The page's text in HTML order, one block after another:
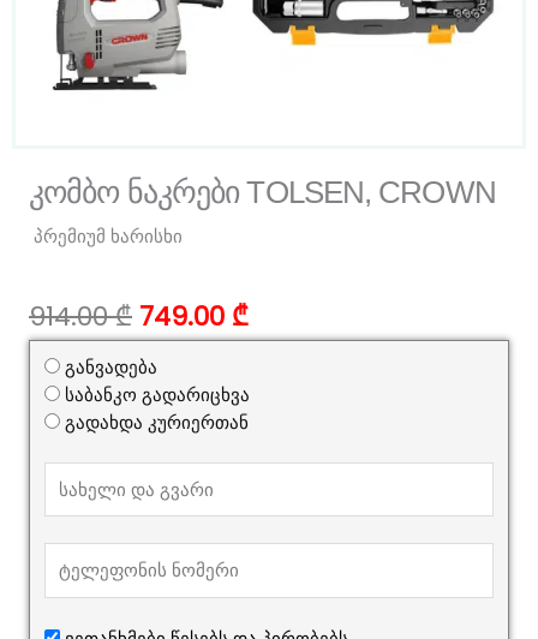
კომბო ნაკრები TOLSEN, CROWN
პრემიუმ ხარისხი
914.00₾ Original
price
was:
914.00 ₾.
749.00 ₾Current
price
749.00 ₾.
განვადება
საბანკო გადარიცხვა
გადახდა კურიერთან